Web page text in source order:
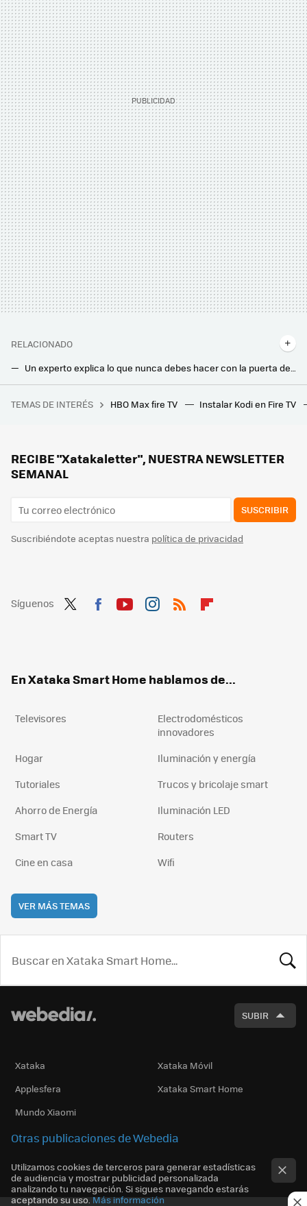
RELACIONADO
Un experto explica lo que nunca debes hacer con la puerta de casa. Podrías quedar atrapado en caso de incendio
Este es el secreto para abrir la puerta con la llave puesta por dentro y ahorrarse mucho dinero en cerrajeros
'A Real Pain', o cómo salir del cine con una sonrisa en la cara y el alma rota en mil pedazos
TEMAS DE INTERÉS HBO Max fire TV Instalar Kodi en Fire TV
RECIBE "Xatakaletter", NUESTRA NEWSLETTER
SEMANAL
SUSCRIBIR
Suscribiéndote aceptas nuestra política de privacidad
Síguenos
En Xataka Smart Home hablamos de...
Televisores
Electrodomésticos
innovadores
Hogar
Iluminación y energía
Tutoriales
Trucos y bricolaje smart
Ahorro de Energía
Iluminación LED
Smart TV
Routers
Cine en casa
Wifi
VER MÁS TEMAS
SUBIR
Xataka
Xataka Móvil
Applesfera
Xataka Smart Home
Mundo Xiaomi
Otras publicaciones de Webedia
Utilizamos cookies de terceros para generar estadísticas
de audiencia y mostrar publicidad personalizada
analizando tu navegación. Si sigues navegando estarás
aceptando su uso. Más información